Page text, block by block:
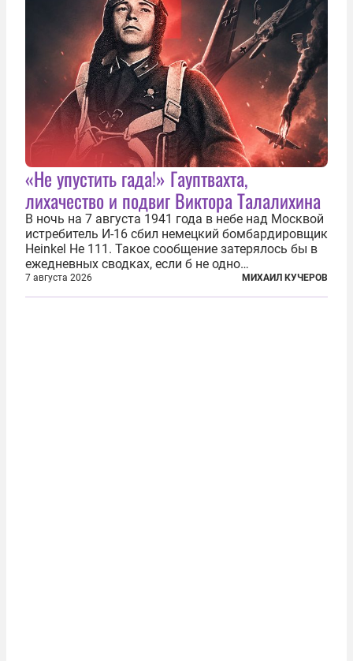
«Не упустить гада!» Гауптвахта,
лихачество и подвиг Виктора Талалихина
В ночь на 7 августа 1941 года в небе над Москвой
истребитель И-16 сбил немецкий бомбардировщик
Heinkel He 111. Такое сообщение затерялось бы в
ежедневных сводках, если б не одно
обстоятельство. Это был один из первых в
истории отечественной авиации ночных таранов.
7 августа 2026 МИХАИЛ КУЧЕРОВ